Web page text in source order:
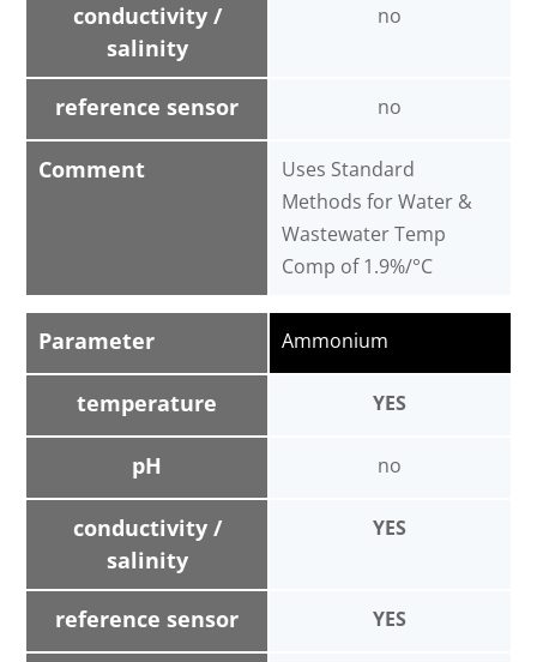
conductivity /
salinity
reference sensor
Comment
no
no
Uses Standard
Methods for Water &
Wastewater Temp
Comp of 1.9%/°C
Parameter
temperature
pH
conductivity /
salinity
reference sensor
Ammonium
YES
no
YES
YES